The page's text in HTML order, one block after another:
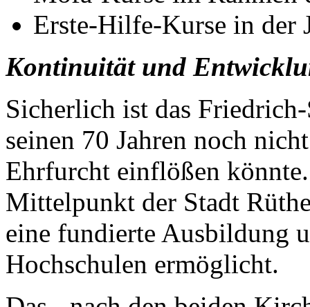
Erste-Hilfe-Kurse in der
Kontinuität und
Sicherlich ist das
seinen 70 Jahren noch
Ehrfurcht einflößen
Mittelpunkt der Stadt
eine fundierte Ausbildung
Hochschulen ermöglicht.